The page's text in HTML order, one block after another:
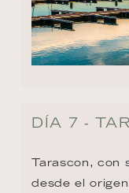
DÍA 7 -
Tarascon, con
desde el